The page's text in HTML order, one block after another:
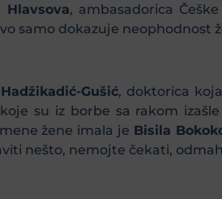
Hlavsova, ambasadorica
samo dokazuje neophodnost
Gušić, doktorica
su iz borbe sa rakom
žene imala je Bisila
nešto, nemojte čekati,